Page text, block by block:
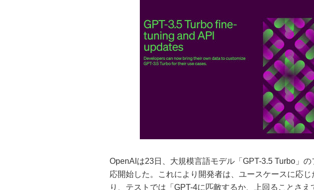
OpenAIは23日、大規模言語モデル「GPT-3.5 Turbo」
応開始した。これにより開発者は、ユースケースに応
り、テストでは「GPT-4に匹敵するか、上回ることさ